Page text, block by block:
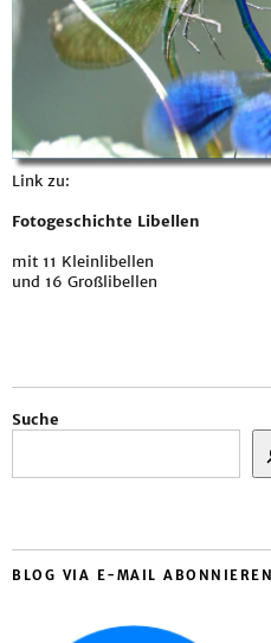
Link zu:
Fotogeschichte Libellen
mit 11 Kleinlibellen
und 16 Großlibellen
Suche
BLOG VIA E-MAIL ABONNIEREN